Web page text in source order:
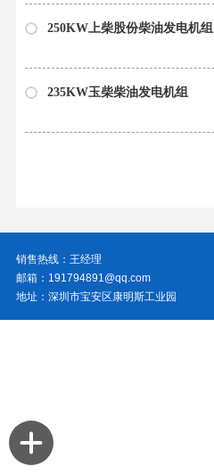
250KW上柴股份柴油发电机组
235KW玉柴柴油发电机组
销售热线：王经理
邮箱：191794891@qq.com
地址：深圳市宝安区康明斯工业园